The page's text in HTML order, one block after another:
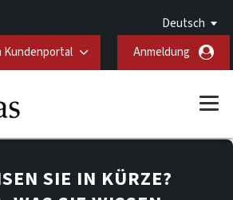
Deutsch
Kundenportal
Anmeldung
SIE IN KÜRZE?